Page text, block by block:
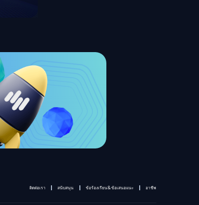
ติดต่อเรา สนับสนุน ข้อร้องเรียน & ข้อเสนอแนะ อาชีพ